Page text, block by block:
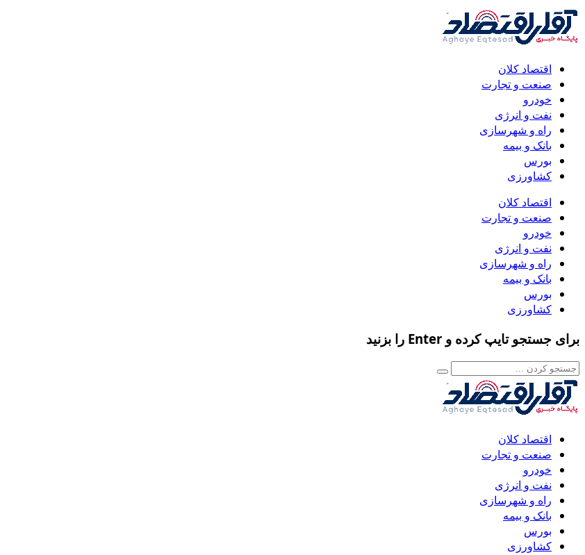
اقتصاد کلان
صنعت و تجارت
خودرو
نفت و انرژی
راه و شهرسازی
بانک و بیمه
بورس
کشاورزی
اقتصاد کلان
صنعت و تجارت
خودرو
نفت و انرژی
راه و شهرسازی
بانک و بیمه
بورس
کشاورزی
برای جستجو تایپ کرده و Enter را بزنید
اقتصاد کلان
صنعت و تجارت
خودرو
نفت و انرژی
راه و شهرسازی
بانک و بیمه
بورس
کشاورزی